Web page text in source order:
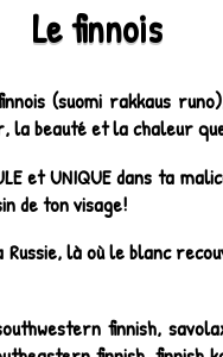
Le finnois
(suomi rakkaus runo
beauté et la chaleur
et UNIQUE dans ta
de ton visage!
là où le blanc
finnish,